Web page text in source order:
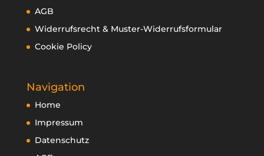
AGB
Widerrufsrecht & Muster-Widerrufsformular
Cookie Policy
Navigation
Home
Impressum
Datenschutz